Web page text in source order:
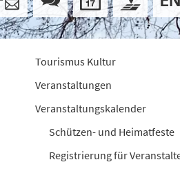
Tourismus Kultur
Veranstaltungen
Veranstaltungskalender
Schützen- und Heimatfeste
Registrierung für